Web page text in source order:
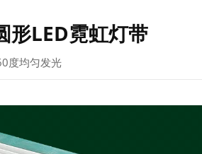
形LED霓虹灯带
度均匀发光